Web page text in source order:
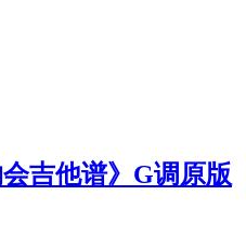
吉他谱》G调原版